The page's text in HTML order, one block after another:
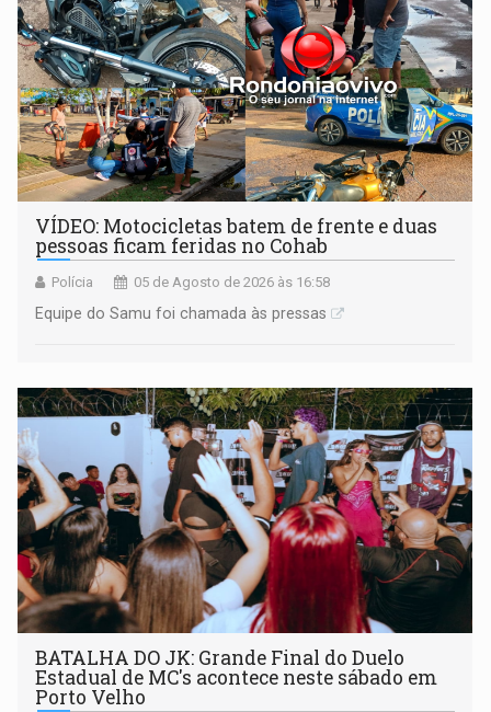
VÍDEO: Motocicletas batem de frente e duas
pessoas ficam feridas no Cohab
Polícia 05 de Agosto de 2026 às 16:58
Equipe do Samu foi chamada às pressas
BATALHA DO JK: Grande Final do Duelo
Estadual de MC's acontece neste sábado em
Porto Velho